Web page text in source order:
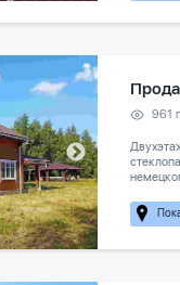
961